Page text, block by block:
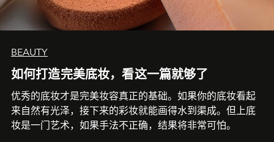
BEAUTY
如何打造完美底妆，看这一篇就够了
优秀的底妆才是完美妆容真正的基础。如果你的底妆看起
来自然有光泽，接下来的彩妆就能画得水到渠成。但上底
妆是一门艺术，如果手法不正确，结果将非常可怕。